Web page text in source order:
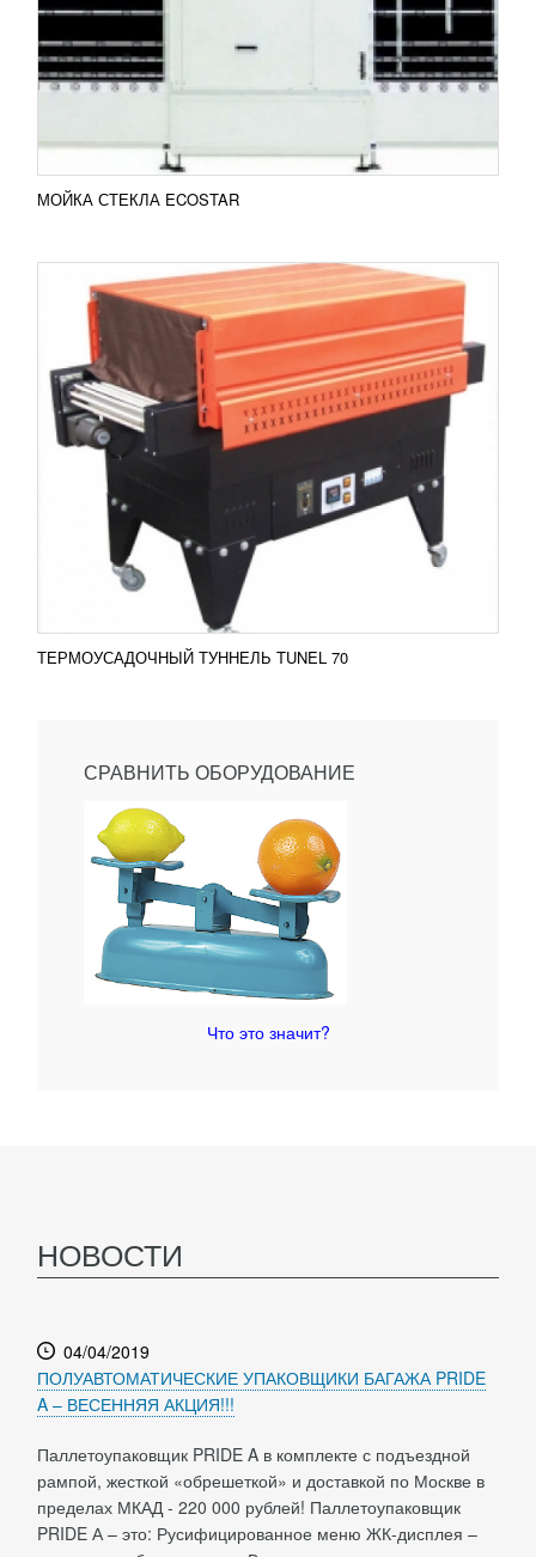
МОЙКА СТЕКЛА ECOSTAR
Это модель термоусадочного туннеля
характеризуется наличием двух камер, в которых
происходит нагревание пленки, возможностью
ручной регулировки их...
Добавить в сравнение
ТЕРМОУСАДОЧНЫЙ ТУННЕЛЬ TUNEL 70
СРАВНИТЬ ОБОРУДОВАНИЕ
Что это значит?
НОВОСТИ
04/04/2019
ПОЛУАВТОМАТИЧЕСКИЕ УПАКОВЩИКИ БАГАЖА PRIDE
A – ВЕСЕННЯЯ АКЦИЯ!!!
Паллетоупаковщик PRIDE A в комплекте с подъездной
рампой, жесткой «обрешеткой» и доставкой по Москве в
пределах МКАД - 220 000 рублей! Паллетоупаковщик
PRIDE А – это: Русифицированное меню ЖК-дисплея –